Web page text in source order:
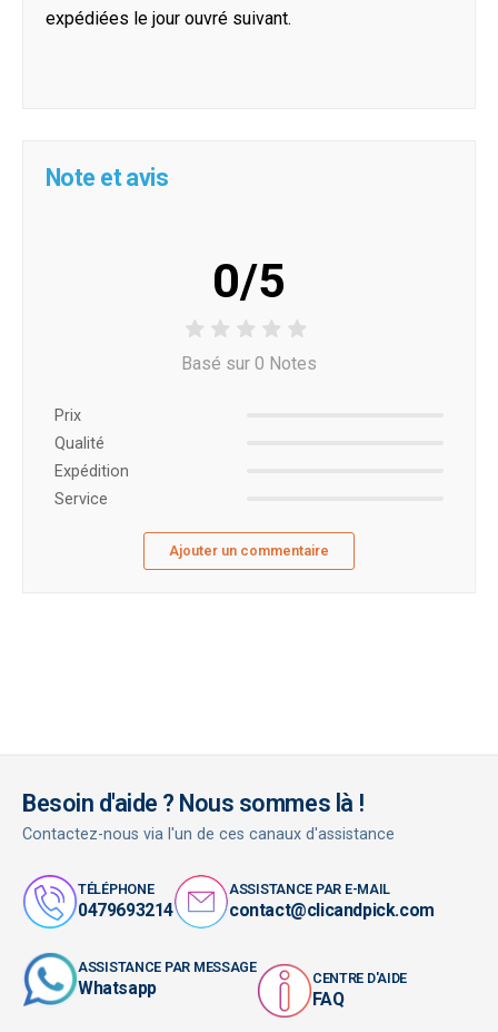
expédiées le jour ouvré suivant.
Note et avis
0/5
Basé sur 0 Notes
Prix ​​
Qualité
Expédition
Service
Ajouter un commentaire
Besoin d'aide ? Nous sommes là !
Contactez-nous via l'un de ces canaux d'assistance
TÉLÉPHONE
0479693214
ASSISTANCE PAR E-MAIL
contact@clicandpick.com
ASSISTANCE PAR MESSAGE
Whatsapp CENTRE D'AIDE
FAQ